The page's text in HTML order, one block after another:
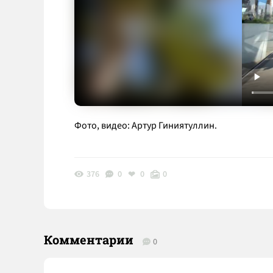
Фото, видео: Артур Гиниятуллин.
376 0 0 0
Комментарии 0